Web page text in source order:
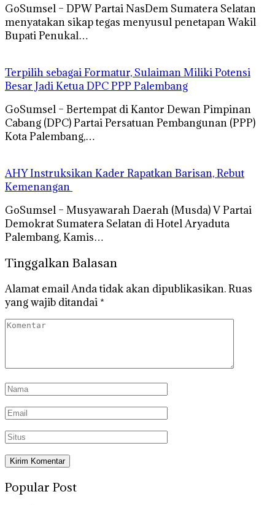
GoSumsel – DPW Partai NasDem Sumatera Selatan
menyatakan sikap tegas menyusul penetapan Wakil
Bupati Penukal…
Terpilih sebagai Formatur, Sulaiman Miliki Potensi
Besar Jadi Ketua DPC PPP Palembang
GoSumsel – Bertempat di Kantor Dewan Pimpinan
Cabang (DPC) Partai Persatuan Pembangunan (PPP)
Kota Palembang,…
AHY Instruksikan Kader Rapatkan Barisan, Rebut
Kemenangan
GoSumsel – Musyawarah Daerah (Musda) V Partai
Demokrat Sumatera Selatan di Hotel Aryaduta
Palembang, Kamis…
Tinggalkan Balasan
Alamat email Anda tidak akan dipublikasikan.Ruas
yang wajib ditandai *
Popular Post